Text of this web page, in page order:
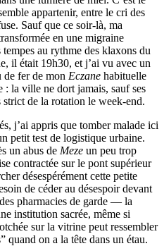
appartenir, entre le cri des
Sauf que ce soir-là, ma
en une migraine
au rythme des klaxons du
il était 19h30, et j’ai vu avec un
fer de mon Eczane habituelle
: la ville ne dort jamais, sauf ses
de la rotation le week-end.
j’ai appris que tomber malade ici
petit test de logistique urbaine.
un abus de Meze un peu trop
contractée sur le pont supérieur
désespérément cette petite
de céder au désespoir devant
pharmacies de garde — la
institution sacrée, même si
sur la vitrine peut ressembler
quand on a la tête dans un étau.